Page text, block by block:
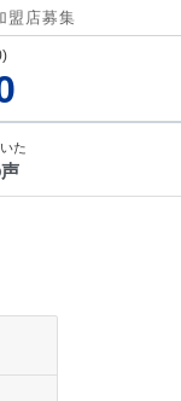
盟店募集
た